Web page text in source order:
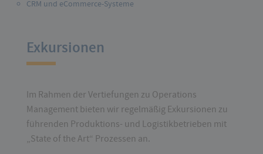
CRM und eCommerce-Systeme
Exkursionen
Im Rahmen der Vertiefungen zu Operations
Management bieten wir regelmäßig Exkursionen zu
führenden Produktions- und Logistikbetrieben mit
„State of the Art“ Prozessen an.